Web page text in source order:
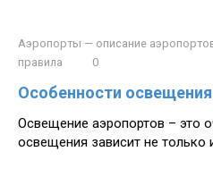
Аэропорты — описание
правила
0
Особенности
Освещение аэропортов – это
освещения зависит не только